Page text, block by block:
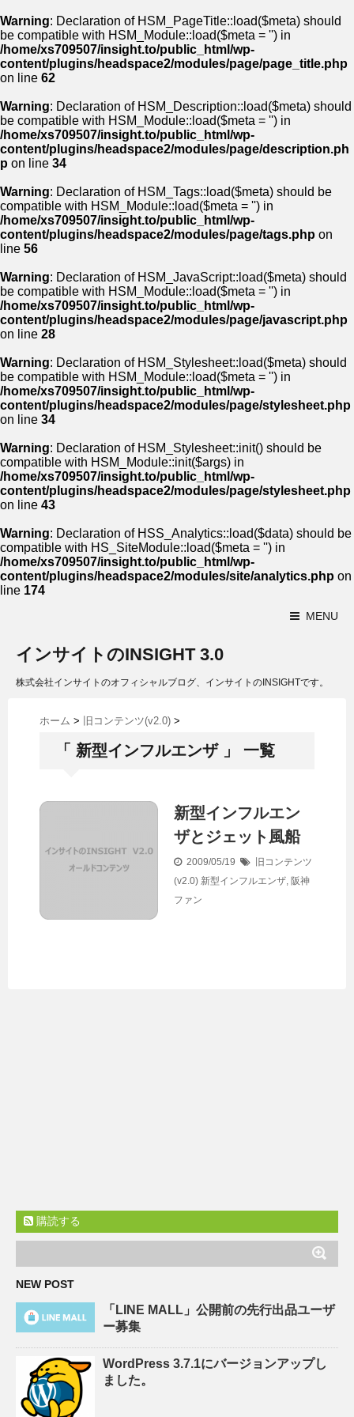
Warning: Declaration of HSM_PageTitle::load($meta) should
be compatible with HSM_Module::load($meta = '') in
/home/xs709507/insight.to/public_html/wp-
content/plugins/headspace2/modules/page/page_title.php
on line 62
Warning: Declaration of HSM_Description::load($meta) should
be compatible with HSM_Module::load($meta = '') in
/home/xs709507/insight.to/public_html/wp-
content/plugins/headspace2/modules/page/description.ph
p on line 34
Warning: Declaration of HSM_Tags::load($meta) should be
compatible with HSM_Module::load($meta = '') in
/home/xs709507/insight.to/public_html/wp-
content/plugins/headspace2/modules/page/tags.php on
line 56
Warning: Declaration of HSM_JavaScript::load($meta) should
be compatible with HSM_Module::load($meta = '') in
/home/xs709507/insight.to/public_html/wp-
content/plugins/headspace2/modules/page/javascript.php
on line 28
Warning: Declaration of HSM_Stylesheet::load($meta) should
be compatible with HSM_Module::load($meta = '') in
/home/xs709507/insight.to/public_html/wp-
content/plugins/headspace2/modules/page/stylesheet.php
on line 34
Warning: Declaration of HSM_Stylesheet::init() should be
compatible with HSM_Module::init($args) in
/home/xs709507/insight.to/public_html/wp-
content/plugins/headspace2/modules/page/stylesheet.php
on line 43
Warning: Declaration of HSS_Analytics::load($data) should be
compatible with HS_SiteModule::load($meta = '') in
/home/xs709507/insight.to/public_html/wp-
content/plugins/headspace2/modules/site/analytics.php on
line 174
MENU
インサイトのINSIGHT 3.0
株式会社インサイトのオフィシャルブログ、インサイトのINSIGHTです。
ホーム > 旧コンテンツ(v2.0) >
「 新型インフルエンザ 」 一覧
新型インフルエン
ザとジェット風船
2009/05/19
旧コンテンツ
(v2.0) 新型インフルエンザ, 阪神
ファン
購読する
NEW POST
「LINE MALL」公開前の先行出品ユーザ
ー募集
WordPress 3.7.1にバージョンアップし
ました。